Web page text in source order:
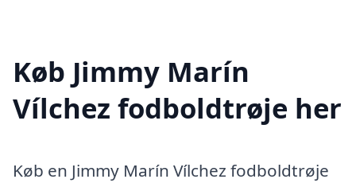
Køb Jimmy Marín
Vílchez fodboldtrøje her
Køb en Jimmy Marín Vílchez fodboldtrøje